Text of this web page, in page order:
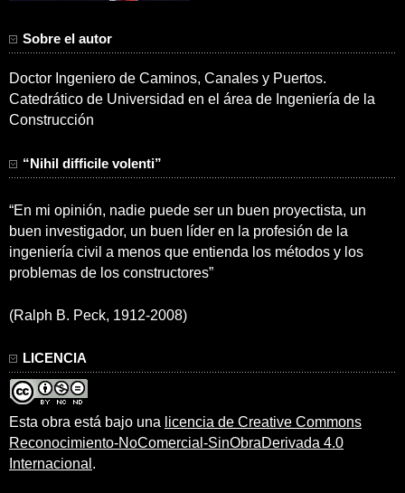
Sobre el autor
Doctor Ingeniero de Caminos, Canales y Puertos.
Catedrático de Universidad en el área de Ingeniería de la
Construcción
“Nihil difficile volenti”
“En mi opinión, nadie puede ser un buen proyectista, un
buen investigador, un buen líder en la profesión de la
ingeniería civil a menos que entienda los métodos y los
problemas de los constructores”
(Ralph B. Peck, 1912-2008)
LICENCIA
Esta obra está bajo una licencia de Creative Commons
Reconocimiento-NoComercial-SinObraDerivada 4.0
Internacional .